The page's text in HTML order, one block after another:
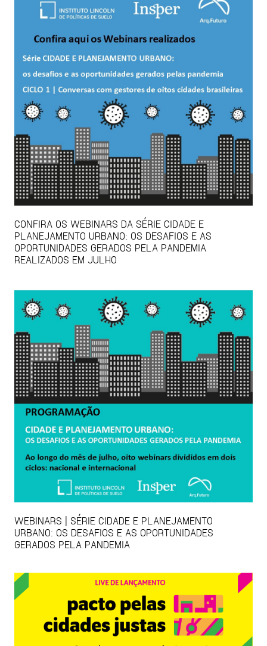
CONFIRA OS WEBINARS DA SÉRIE CIDADE E
PLANEJAMENTO URBANO: OS DESAFIOS E AS
OPORTUNIDADES GERADOS PELA PANDEMIA
REALIZADOS EM JULHO
WEBINARS | SÉRIE CIDADE E PLANEJAMENTO
URBANO: OS DESAFIOS E AS OPORTUNIDADES
GERADOS PELA PANDEMIA